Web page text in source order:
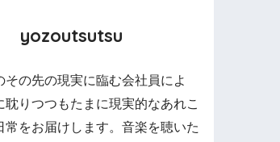
yozoutsutsu
その先の現実に臨む会社員によ
耽りつつもたまに現実的なあれこ
常をお届けします。音楽を聴いた